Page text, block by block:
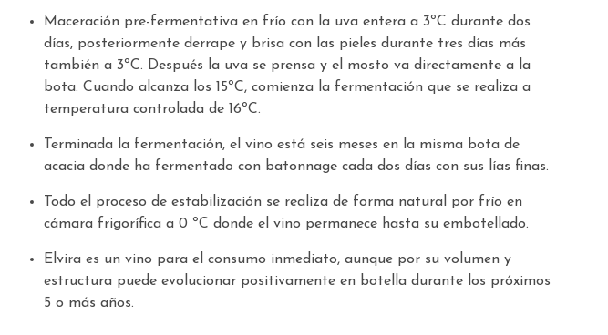
Maceración pre-fermentativa en frío con la uva entera a 3ºC durante dos
días, posteriormente derrape y brisa con las pieles durante tres días más
también a 3ºC. Después la uva se prensa y el mosto va directamente a la
bota. Cuando alcanza los 15ºC, comienza la fermentación que se realiza a
temperatura controlada de 16ºC.
Terminada la fermentación, el vino está seis meses en la misma bota de
acacia donde ha fermentado con batonnage cada dos días con sus lías finas.
Todo el proceso de estabilización se realiza de forma natural por frío en
cámara frigorífica a 0 ºC donde el vino permanece hasta su embotellado.
Elvira es un vino para el consumo inmediato, aunque por su volumen y
estructura puede evolucionar positivamente en botella durante los próximos
5 o más años.